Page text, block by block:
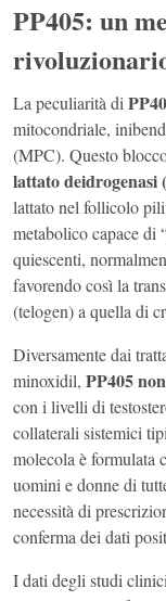
PP405: un
La peculiarità di
mitocondriale,
(MPC). Questo
lattato deidrogenasi
lattato nel follicolo
metabolico capace di
quiescenti,
favorendo così la
(telogen) a quella di
Diversamente dai
minoxidil, PP405
con i livelli di
collaterali sistemici
molecola è formulata
uomini e donne di
necessità di
conferma dei dati
I dati degli studi